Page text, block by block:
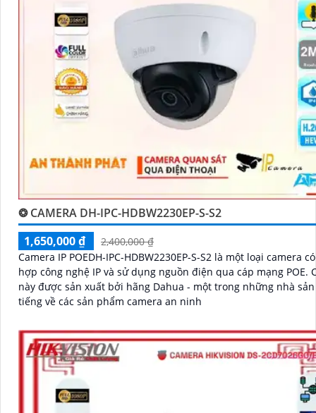
❂ CAMERA DH-IPC-HDBW2230EP-S-S2
1,650,000 ₫
2,400,000 ₫
Camera IP POEDH-IPC-HDBW2230EP-S-S2 là một loại camera
hợp công nghệ IP và sử dụng nguồn điện qua cáp mạng POE. Camera
này được sản xuất bởi hãng Dahua - một trong những nhà
tiếng về các sản phẩm camera an ninh